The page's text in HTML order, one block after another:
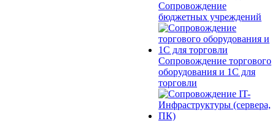
Сопровождение
бюджетных учреждений
Сопровождение торгового
оборудования и 1С для
торговли